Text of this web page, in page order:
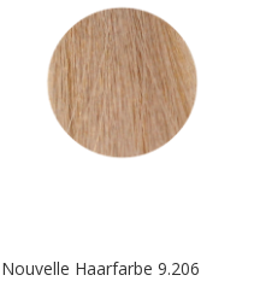
Nouvelle Haarfarbe 9.206